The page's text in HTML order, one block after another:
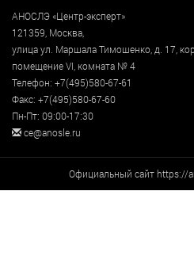
АНОСЛЭ «Центр-эксперт»
121359 Москва
улицаул. Маршала Тимошенко, д. 17,
помещение VI, комната № 4
Телефон: +7(495)580-67-61
Факс: +7(495)580-67-60
Пн-Пт: 09:00-17:30
ce@anosle.ru
Официальный сайт https://